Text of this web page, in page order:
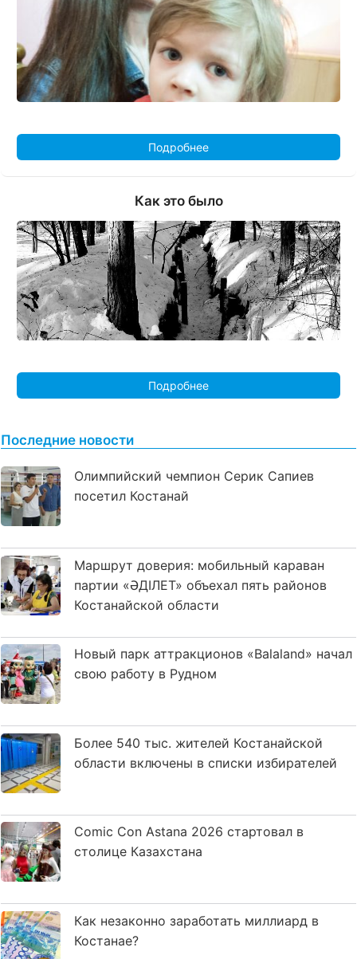
Подробнее
Как это было
Подробнее
Последние новости
Олимпийский чемпион Серик Сапиев
посетил Костанай
Маршрут доверия: мобильный караван
партии «ӘДІЛЕТ» объехал пять районов
Костанайской области
Новый парк аттракционов «Balaland» начал
свою работу в Рудном
Более 540 тыс. жителей Костанайской
области включены в списки избирателей
Comic Con Astana 2026 стартовал в
столице Казахстана
Как незаконно заработать миллиард в
Костанае?